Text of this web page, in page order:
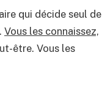
qui décide seul de
Vous les connaissez,
être. Vous les